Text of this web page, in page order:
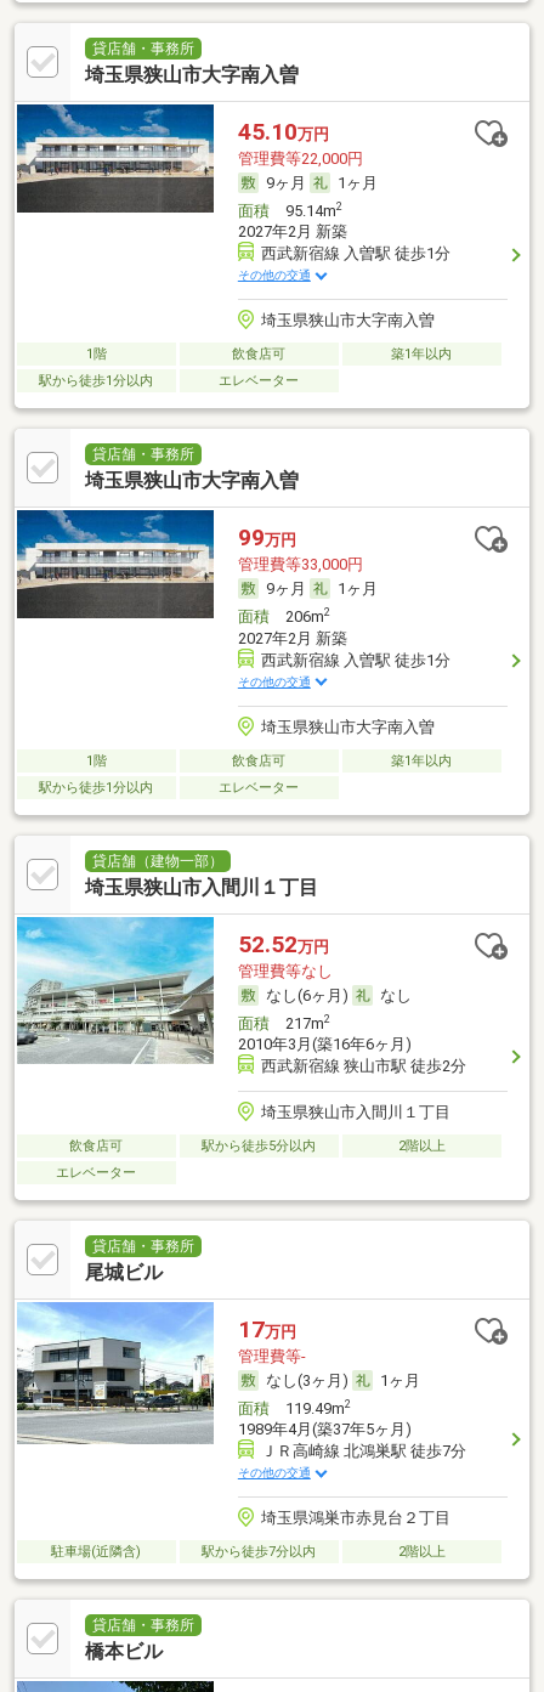
貸店舗・事務所
埼玉県狭山市大字南入曽
45.10万円
管理費等22,000円
9ヶ月
1ヶ月
面積95.14m2
2027年2月 新築
西武新宿線 入曽駅 徒歩1分
その他の交通
埼玉県狭山市大字南入曽
1階 飲食店可
築1年以内
駅から徒歩1分以内
エレベーター
貸店舗・事務所
埼玉県狭山市大字南入曽
99万円
管理費等33,000円
9ヶ月
1ヶ月
面積206m2
2027年2月 新築
西武新宿線 入曽駅 徒歩1分
その他の交通
埼玉県狭山市大字南入曽
1階 飲食店可
築1年以内
駅から徒歩1分以内
エレベーター
貸店舗（建物一部）
埼玉県狭山市入間川１丁目
52.52万円
管理費等なし
なし(6ヶ月)
なし
面積217m2
2010年3月(築16年6ヶ月)
西武新宿線 狭山市駅 徒歩2分
埼玉県狭山市入間川１丁目
飲食店可 駅から徒歩5分以内
2階以上
エレベーター
貸店舗・事務所
尾城ビル
17万円
管理費等-
なし(3ヶ月)
1ヶ月
面積119.49m2
1989年4月(築37年5ヶ月)
ＪＲ高崎線 北鴻巣駅 徒歩7分
その他の交通
埼玉県鴻巣市赤見台２丁目
駐車場(近隣含) 駅から徒歩7分以内 2階以上
貸店舗・事務所
橋本ビル